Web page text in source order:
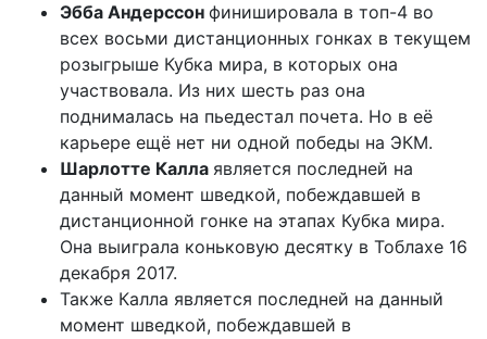
Эбба Андерссон финишировала в топ-4 во
всех восьми дистанционных гонках в текущем
розыгрыше Кубка мира, в которых она
участвовала. Из них шесть раз она
поднималась на пьедестал почета. Но в её
карьере ещё нет ни одной победы на ЭКМ.
Шарлотте Калла является последней на
данный момент шведкой, побеждавшей в
дистанционной гонке на этапах Кубка мира.
Она выиграла коньковую десятку в Тоблахе 16
декабря 2017.
Также Калла является последней на данный
момент шведкой, побеждавшей в